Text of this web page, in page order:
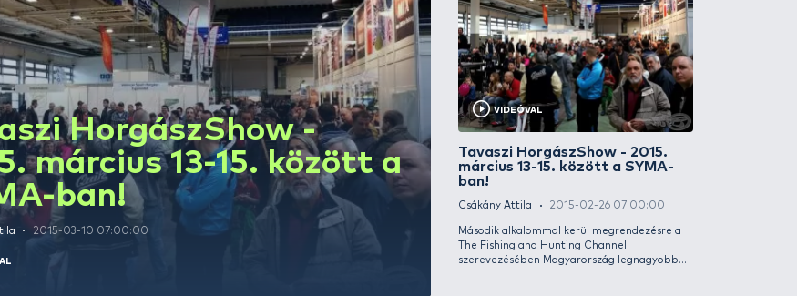
Szerző írásai - 1.oldal